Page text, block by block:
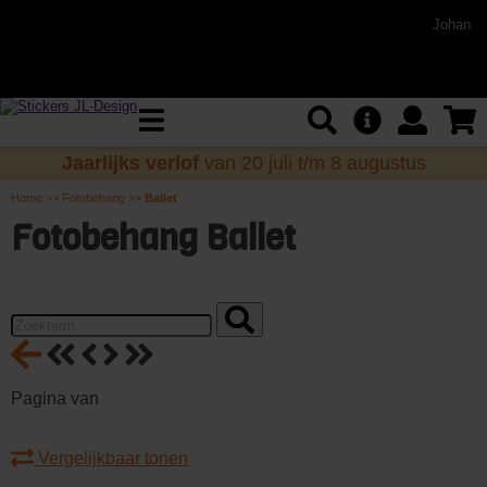
Johan
Jaarlijks verlof van 20 juli t/m 8 augustus
Home >> Fotobehang >> Ballet
Fotobehang Ballet
Pagina van
Vergelijkbaar tonen